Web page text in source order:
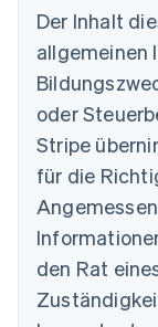
Der Inhalt
allgemeinen
oder
Stripe
für die
den Rat
Australien
English
Belgien
Nederlands
Brasilien
Bulgarien
English
Dänemark
English